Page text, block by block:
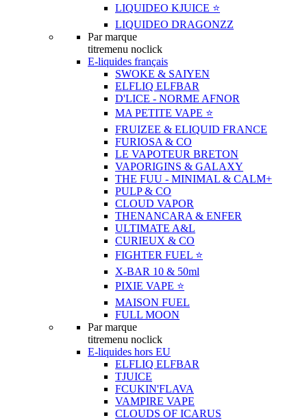
LIQUIDEO KJUICE ⭐️
LIQUIDEO DRAGONZZ
Par marque
titremenu noclick
E-liquides français
SWOKE & SAIYEN
ELFLIQ ELFBAR
D'LICE - NORME AFNOR
MA PETITE VAPE ⭐️
FRUIZEE & ELIQUID FRANCE
FURIOSA & CO
LE VAPOTEUR BRETON
VAPORIGINS & GALAXY
THE FUU - MINIMAL & CALM+
PULP & CO
CLOUD VAPOR
THENANCARA & ENFER
ULTIMATE A&L
CURIEUX & CO
FIGHTER FUEL ⭐️
X-BAR 10 & 50ml
PIXIE VAPE ⭐️
MAISON FUEL
FULL MOON
Par marque
titremenu noclick
E-liquides hors EU
ELFLIQ ELFBAR
TJUICE
FCUKIN'FLAVA
VAMPIRE VAPE
CLOUDS OF ICARUS